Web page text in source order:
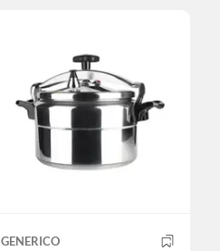
GENERICO